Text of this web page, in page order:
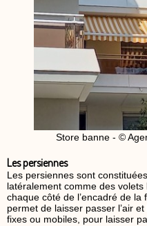
Store banne - ©
Les persiennes
Les persiennes sont
latéralement comme des
chaque côté de l’encadré de la
permet de laisser passer l’air
fixes ou mobiles, pour laisser